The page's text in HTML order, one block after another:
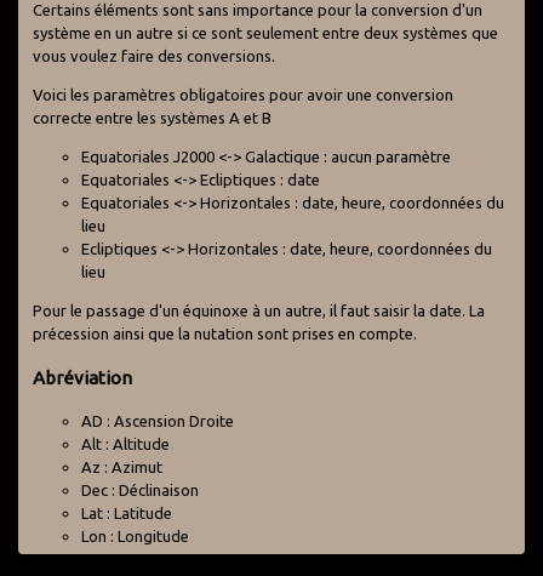
Certains éléments sont sans importance pour la conversion d'un
système en un autre si ce sont seulement entre deux systèmes que
vous voulez faire des conversions.
Voici les paramètres obligatoires pour avoir une conversion
correcte entre les systèmes A et B
Equatoriales J2000 <-> Galactique : aucun paramètre
Equatoriales <-> Ecliptiques : date
Equatoriales <-> Horizontales : date, heure, coordonnées du
lieu
Ecliptiques <-> Horizontales : date, heure, coordonnées du
lieu
Pour le passage d'un équinoxe à un autre, il faut saisir la date. La
précession ainsi que la nutation sont prises en compte.
Abréviation
AD : Ascension Droite
Alt : Altitude
Az : Azimut
Dec : Déclinaison
Lat : Latitude
Lon : Longitude